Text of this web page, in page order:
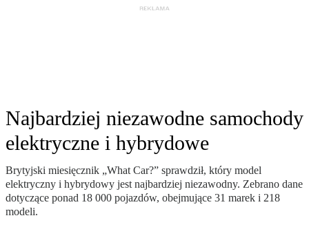
Najbardziej niezawodne samochody
elektryczne i hybrydowe
Brytyjski miesięcznik „What Car?” sprawdził, który model
elektryczny i hybrydowy jest najbardziej niezawodny. Zebrano dane
dotyczące ponad 18 000 pojazdów, obejmujące 31 marek i 218
modeli.